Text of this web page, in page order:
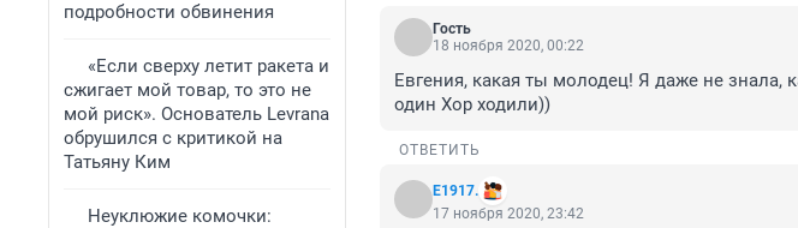
подробности обвинения
«Если сверху летит ракета и
сжигает мой товар, то это не
мой риск». Основатель Levrana
обрушился с критикой на
Татьяну Ким
Неуклюжие комочки:
Гость
18 ноября 2020, 00:22
Евгения, какая ты молодец! Я даже не знала,
один Хор ходили))
ОТВЕТИТЬ
E1917.
17 ноября 2020, 23:42